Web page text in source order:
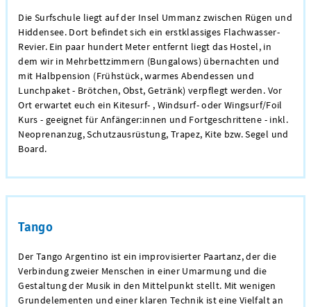
Die Surfschule liegt auf der Insel Ummanz zwischen Rügen und
Hiddensee. Dort befindet sich ein erstklassiges Flachwasser-
Revier. Ein paar hundert Meter entfernt liegt das Hostel, in
dem wir in Mehrbettzimmern (Bungalows) übernachten und
mit Halbpension (Frühstück, warmes Abendessen und
Lunchpaket - Brötchen, Obst, Getränk) verpflegt werden. Vor
Ort erwartet euch ein Kitesurf- , Windsurf- oder Wingsurf/Foil
Kurs - geeignet für Anfänger:innen und Fortgeschrittene - inkl.
Neoprenanzug, Schutzausrüstung, Trapez, Kite bzw. Segel und
Board.
Tango
Der Tango Argentino ist ein improvisierter Paartanz, der die
Verbindung zweier Menschen in einer Umarmung und die
Gestaltung der Musik in den Mittelpunkt stellt. Mit wenigen
Grundelementen und einer klaren Technik ist eine Vielfalt an